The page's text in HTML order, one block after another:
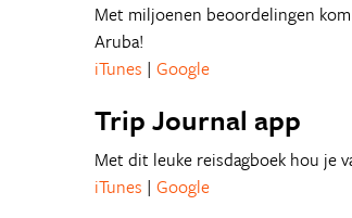
Met miljoenen beoordelingen
Aruba!
iTunes | Google
Trip Journal app
Met dit leuke reisdagboek hou je
iTunes | Google